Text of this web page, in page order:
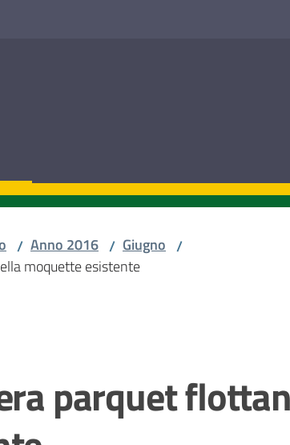
/ Anno 2016 / Giugno /
moquette esistente
parquet